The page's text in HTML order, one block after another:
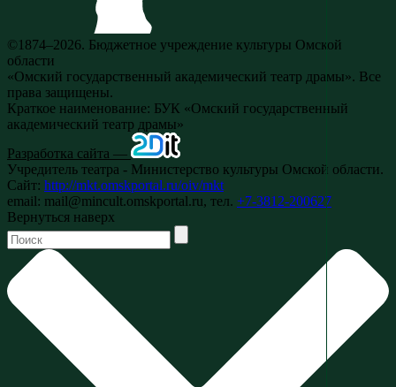
©1874–2026. Бюджетное учреждение культуры Омской
области
«Омский государственный академический театр драмы». Все
права защищены.
Краткое наименование: БУК «Омский государственный
академический театр драмы»
Разработка сайта —
Учредитель театра - Министерство культуры Омской области.
Сайт: http://mkt.omskportal.ru/oiv/mkt
email: mail@mincult.omskportal.ru, тел. +7-3812-200627
Вернуться наверх